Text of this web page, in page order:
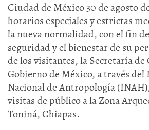
Ciudad de México 30 de agosto
horarios especiales y estrictas
la nueva normalidad, con el fin
seguridad y el bienestar de su
de los visitantes, la Secretaría
Gobierno de México, a través
Nacional de Antropología
visitas de público a la Zona
Toniná, Chiapas.